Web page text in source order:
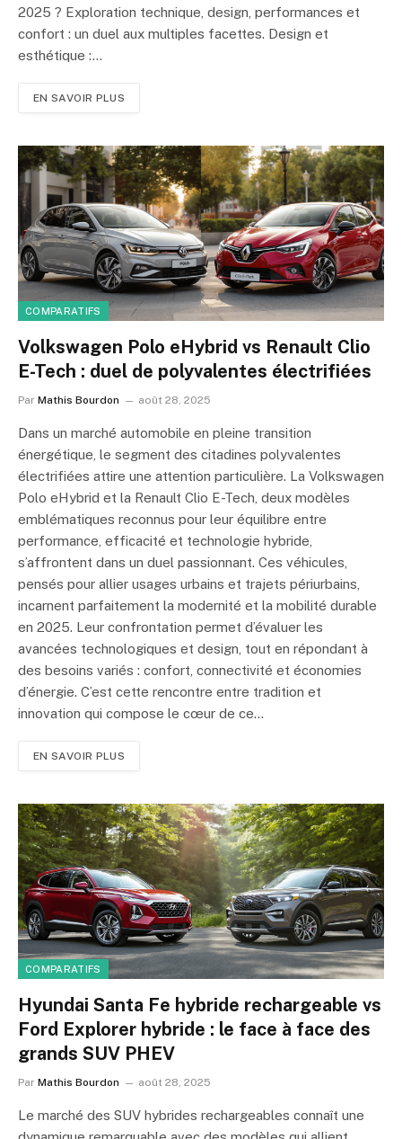
2025 ? Exploration technique, design, performances et
confort : un duel aux multiples facettes. Design et
esthétique :…
EN SAVOIR PLUS
COMPARATIFS
Volkswagen Polo eHybrid vs Renault Clio
E-Tech : duel de polyvalentes électrifiées
Par Mathis Bourdon août 28, 2025
Dans un marché automobile en pleine transition
énergétique, le segment des citadines polyvalentes
électrifiées attire une attention particulière. La Volkswagen
Polo eHybrid et la Renault Clio E-Tech, deux modèles
emblématiques reconnus pour leur équilibre entre
performance, efficacité et technologie hybride,
s’affrontent dans un duel passionnant. Ces véhicules,
pensés pour allier usages urbains et trajets périurbains,
incarnent parfaitement la modernité et la mobilité durable
en 2025. Leur confrontation permet d’évaluer les
avancées technologiques et design, tout en répondant à
des besoins variés : confort, connectivité et économies
d’énergie. C’est cette rencontre entre tradition et
innovation qui compose le cœur de ce…
EN SAVOIR PLUS
COMPARATIFS
Hyundai Santa Fe hybride rechargeable vs
Ford Explorer hybride : le face à face des
grands SUV PHEV
Par Mathis Bourdon août 28, 2025
Le marché des SUV hybrides rechargeables connaît une